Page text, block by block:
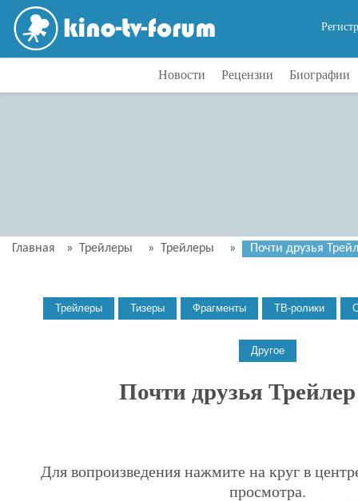
Новости Рецензии Биографии
Главная » Трейлеры » Трейлеры » Почти друзья
Почти друзья
Для вопроизведения нажмите на круг в
просмотра.